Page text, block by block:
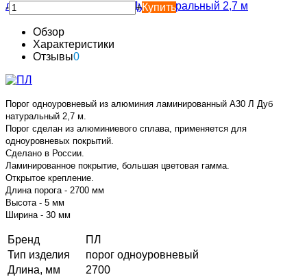
-
+Купить
Обзор
Характеристики
Отзывы0
Порог одноуровневый из алюминия ламинированный А30 Л Дуб
натуральный 2,7 м.
Порог сделан из алюминиевого сплава, применяется для
одноуровневых покрытий.
Сделано в России.
Ламинированное покрытие, большая цветовая гамма.
Открытое крепление.
Длина порога - 2700 мм
Высота - 5 мм
Ширина - 30 мм
Бренд
ПЛ
Тип изделия
порог одноуровневый
Длина, мм
2700